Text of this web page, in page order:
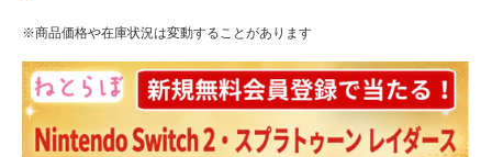
※商品価格や在庫状況は変動することがあります